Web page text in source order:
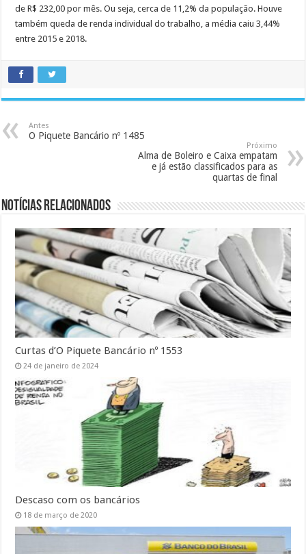
de R$ 232,00 por mês. Ou seja, cerca de 11,2% da população. Houve
também queda de renda individual do trabalho, a média caiu 3,44%
entre 2015 e 2018.
Antes
O Piquete Bancário nº 1485
Próximo
Alma de Boleiro e Caixa empatam
e já estão classificados para as
quartas de final
Notícias Relacionados
Curtas d’O Piquete Bancário nº 1553
24 de janeiro de 2024
Descaso com os bancários
18 de março de 2020